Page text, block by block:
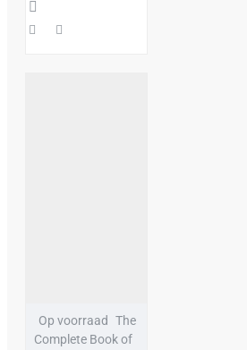
Op voorraad
The
Complete Book of